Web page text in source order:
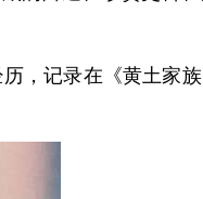
，记录在《黄土家